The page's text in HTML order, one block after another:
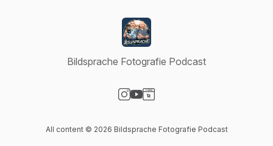
Bildsprache Fotografie Podcast
All content © 2026 Bildsprache Fotografie Podcast